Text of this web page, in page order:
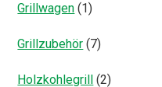
Grillwagen (1)
Grillzubehör (7)
Holzkohlegrill (2)